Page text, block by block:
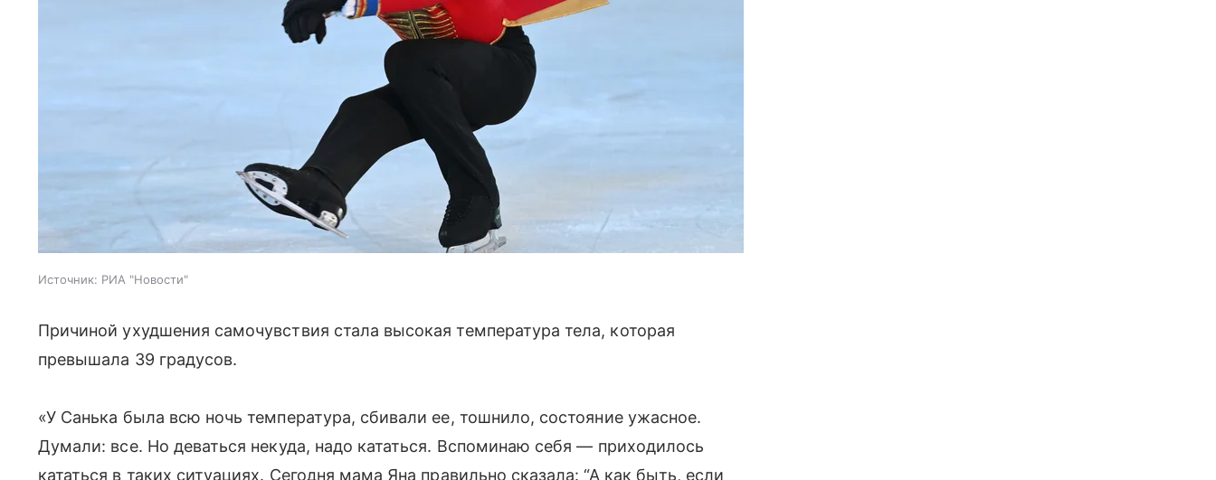
Источник: РИА "Новости"
Причиной ухудшения самочувствия стала высокая температура тела, которая
превышала 39 градусов.
«У Санька была всю ночь температура, сбивали ее, тошнило, состояние ужасное.
Думали: все. Но деваться некуда, надо кататься. Вспоминаю себя — приходилось
кататься в таких ситуациях. Сегодня мама Яна правильно сказала: “А как быть, если